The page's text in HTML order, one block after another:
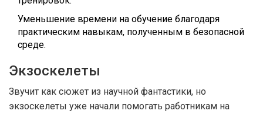
Уменьшение времени на обучение благодаря
практическим навыкам, полученным в безопасной
среде.
Экзоскелеты
Звучит как сюжет из научной фантастики, но
экзоскелеты уже начали помогать работникам на